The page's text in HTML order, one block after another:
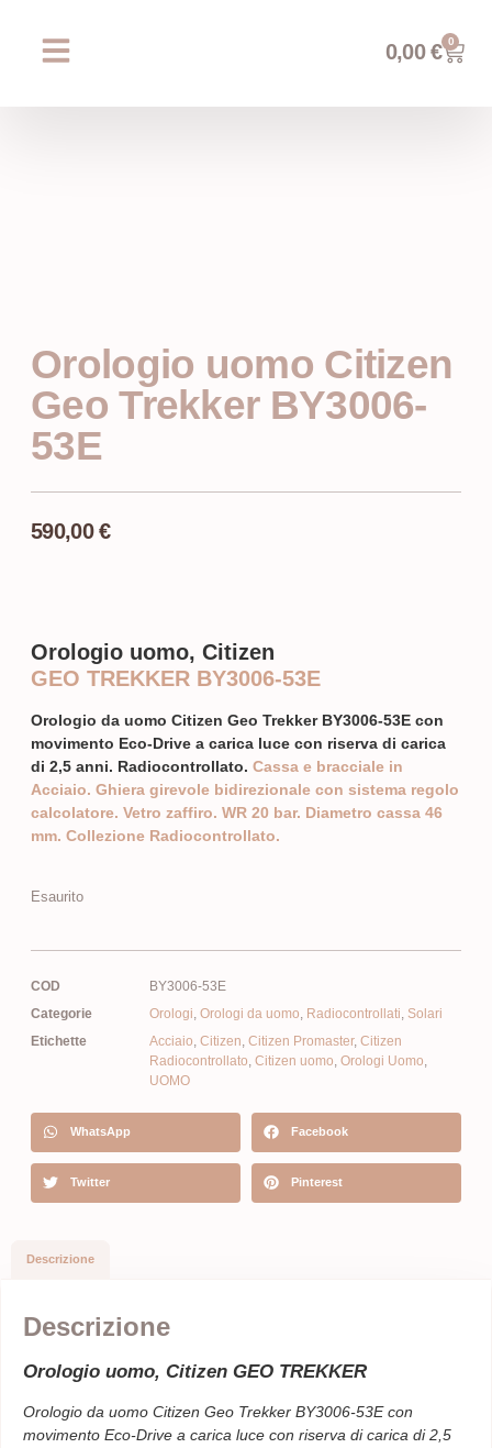
0,00€ 0
Orologio uomo Citizen
Geo Trekker BY3006-
53E
590,00€
Orologio uomo, Citizen
GEO TREKKER BY3006-53E
Orologio da uomo Citizen Geo Trekker BY3006-53E con
movimento Eco-Drive a carica luce con riserva di carica
di 2,5 anni. Radiocontrollato. Cassa e bracciale in
Acciaio. Ghiera girevole bidirezionale con sistema regolo
calcolatore. Vetro zaffiro. WR 20 bar. Diametro cassa 46
mm. Collezione Radiocontrollato.
Esaurito
COD
BY3006-53E
Categorie
Orologi Orologi da uomo Radiocontrollati Solari
Etichette
Acciaio Citizen Citizen Promaster, Citizen
Radiocontrollato Citizen uomo Orologi Uomo
UOMO
WhatsApp Facebook
Twitter Pinterest
Descrizione
Descrizione
Orologio uomo, Citizen GEO TREKKER
Orologio da uomo Citizen Geo Trekker BY3006-53E con
movimento Eco-Drive a carica luce con riserva di carica di 2,5